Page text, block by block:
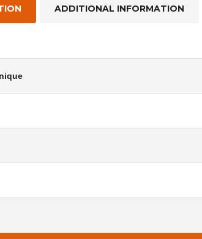
REPARATION
ADDITIONAL INFORMATION